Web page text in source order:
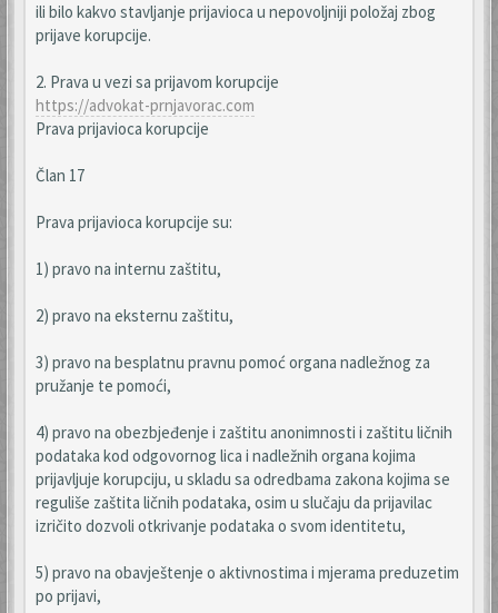
ili bilo kakvo stavljanje prijavioca u nepovoljniji položaj zbog
prijave korupcije.
2. Prava u vezi sa prijavom korupcije
https://advokat-prnjavorac.com
Prava prijavioca korupcije
Član 17
Prava prijavioca korupcije su:
1) pravo na internu zaštitu,
2) pravo na eksternu zaštitu,
3) pravo na besplatnu pravnu pomoć organa nadležnog za
pružanje te pomoći,
4) pravo na obezbjeđenje i zaštitu anonimnosti i zaštitu ličnih
podataka kod odgovornog lica i nadležnih organa kojima
prijavljuje korupciju, u skladu sa odredbama zakona kojima se
reguliše zaštita ličnih podataka, osim u slučaju da prijavilac
izričito dozvoli otkrivanje podataka o svom identitetu,
5) pravo na obavještenje o aktivnostima i mjerama preduzetim
po prijavi,